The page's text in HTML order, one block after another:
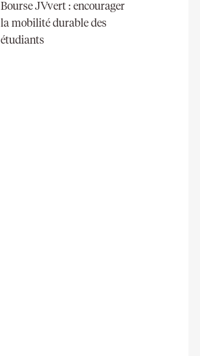
Bourse JVvert : encourager
la mobilité durable des
étudiants